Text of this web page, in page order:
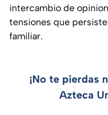
intercambio de
tensiones que
familiar.
¡No te pierdas
Azteca